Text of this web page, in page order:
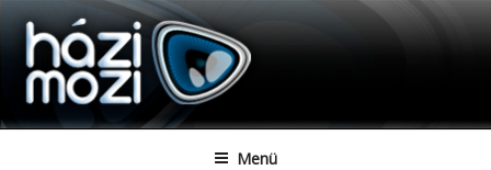
Tartalomhoz
HAZIMOZI
Menü